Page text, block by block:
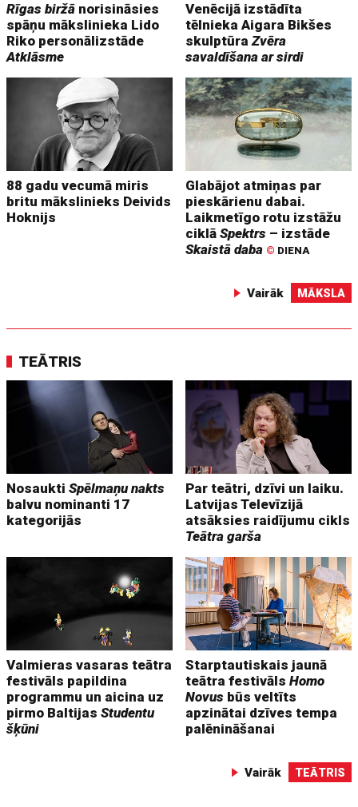
Rīgas biržā norisināsies
spāņu mākslinieka Lido
Riko personālizstāde
Atklāsme
Venēcijā izstādīta
tēlnieka Aigara Bikšes
skulptūraZvēra
savaldīšana ar sirdi
88 gadu vecumā miris
britu mākslinieks Deivids
Hoknijs
Glabājot atmiņas par
pieskārienu dabai.
Laikmetīgo rotu izstāžu
ciklāSpektrs – izstāde
Skaistā daba © DIENA
Vairāk MĀKSLA
TEĀTRIS
NosauktiSpēlmaņu nakts
balvu nominanti 17
kategorijās
Par teātri, dzīvi un laiku.
Latvijas Televīzijā
atsāksies raidījumu cikls
Teātra garša
Valmieras vasaras teātra
festivāls papildina
programmu un aicina uz
pirmo BaltijasStudentu
šķūni
Starptautiskais jaunā
teātra festivālsHomo
Novus būs veltīts
apzinātai dzīves tempa
palēnināšanai
Vairāk TEĀTRIS